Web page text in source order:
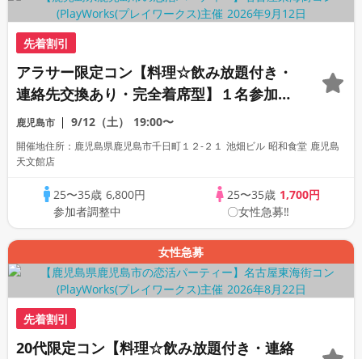
先着割引
アラサー限定コン【料理☆飲み放題付き・
連絡先交換あり・完全着席型】１名参加多
数・初参加も大歓迎☆プレイワークス主催
☆
鹿児島市 9/12（土） 19:00〜
開催地住所：鹿児島県鹿児島市千日町１２-２１ 池畑ビル 昭和食堂 鹿児島
天文館店
25〜35歳 6,800円
参加者調整中
25〜35歳 1,700円
〇女性急募‼
女性急募
先着割引
20代限定コン【料理☆飲み放題付き・連絡